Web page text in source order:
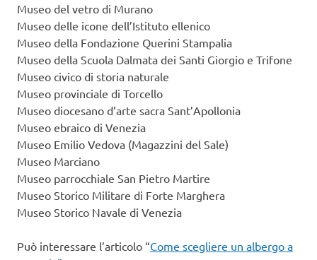
Museo del vetro di Murano
Museo delle icone dell’Istituto ellenico
Museo della Fondazione Querini Stampalia
Museo della Scuola Dalmata dei Santi Giorgio e Trifone
Museo civico di storia naturale
Museo provinciale di Torcello
Museo diocesano d’arte sacra Sant’Apollonia
Museo ebraico di Venezia
Museo Emilio Vedova (Magazzini del Sale)
Museo Marciano
Museo parrocchiale San Pietro Martire
Museo Storico Militare di Forte Marghera
Museo Storico Navale di Venezia
Può interessare l’articolo “Come scegliere un albergo a